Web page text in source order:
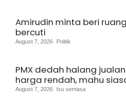
Amirudin minta beri
bercuti
August 7, 2026· Politik
PMX dedah halang
harga rendah, mahu
August 7, 2026· Isu semasa